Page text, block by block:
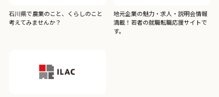
石川県で農業のこと、くらしのこと
考えてみませんか？
地元企業の魅力・求人・説明会情報
満載！若者の就職転職応援サイトで
す。